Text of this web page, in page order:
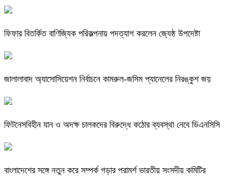
ফিফার বিতর্কিত বাণিজ্যিক পরিকল্পনায় পদত্যাগ করলেন জ্যেষ্ঠ উপদেষ্টা
জালালাবাদ অ্যাসোসিয়েশন নির্বাচনে কামরুল-জসিম প্যানেলের নিরঙ্কুশ জয়
ফিটনেসবিহীন যান ও অদক্ষ চালকদের বিরুদ্ধে কঠোর ব্যবস্থা নেবে ডিএনসিসি
বাংলাদেশের সঙ্গে নতুন করে সম্পর্ক গড়ার পরামর্শ ভারতীয় সংসদীয় কমিটির